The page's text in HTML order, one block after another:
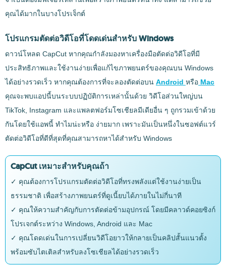
คุณได้มากในบางโปรเจ็กต์
โปรแกรมตัดต่อวิดีโอที่โดดเด่นสำหรับ Windows
ดาวน์โหลด CapCut หากคุณกำลังมองหาเครื่องมือตัดต่อวิดีโอที่มี
ประสิทธิภาพและใช้งานง่ายเพื่อแก้ไขภาพยนตร์ของคุณบน Windows
ได้อย่างรวดเร็ว หากคุณต้องการที่จะลองตัดต่อบน Android หรือ Mac
คุณจะพบแอปนี้บนระบบปฏิบัติการเหล่านั้นด้วย วิดีโอส่วนใหญ่บน
TikTok, Instagram และแพลตฟอร์มโซเชียลมีเดียอื่น ๆ ถูกรวมเข้าด้วย
กันโดยใช้แอพนี้ ทำไมน่ะหรือ ง่ายมาก เพราะมันเป็นหนึ่งในซอฟต์แวร์
ตัดต่อวิดีโอที่ดีที่สุดที่คุณสามารถหาได้สำหรับ Windows
CapCut เหมาะสำหรับคุณถ้า
✓ คุณต้องการโปรแกรมตัดต่อวิดีโอที่ทรงพลังแต่ใช้งานง่ายเป็น
ธรรมชาติ เพื่อสร้างภาพยนตร์ที่ดูเนี้ยบได้ภายในไม่กี่นาที
✓ คุณให้ความสำคัญกับการตัดต่อข้ามอุปกรณ์ โดยมีคลาวด์คอยซิงก์
โปรเจกต์ระหว่าง Windows, Android และ Mac
✓ คุณโดดเด่นในการเปลี่ยนวิดีโอยาวให้กลายเป็นคลิปสั้นแนวตั้ง
พร้อมซับไตเติลสำหรับลงโซเชียลได้อย่างรวดเร็ว